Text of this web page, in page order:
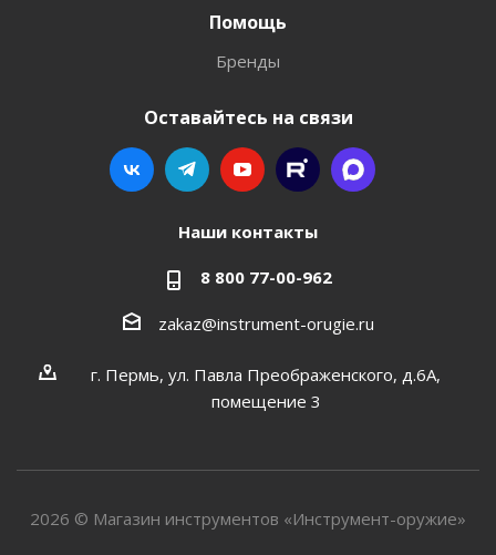
Помощь
Бренды
Оставайтесь на связи
Наши контакты
8 800 77-00-962
zakaz@instrument-orugie.ru
г. Пермь, ул. Павла Преображенского, д.6А,
помещение 3
2026 © Магазин инструментов «Инструмент-оружие»